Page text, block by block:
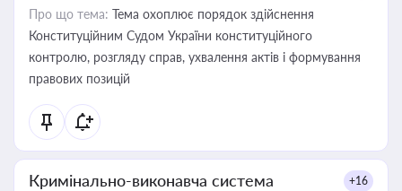
Про що тема: Тема охоплює порядок здійснення
Конституційним Судом України конституційного
контролю, розгляду справ, ухвалення актів і формування
правових позицій
Кримінально-виконавча система +16